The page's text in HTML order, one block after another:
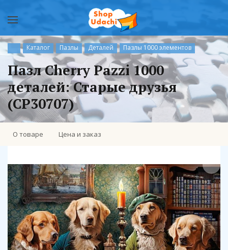
Каталог Пазлы Деталей Пазлы 1000 элементов
Пазл Cherry Pazzi 1000
деталей: Старые друзья
(CP30707)
О товаре Цена и заказ